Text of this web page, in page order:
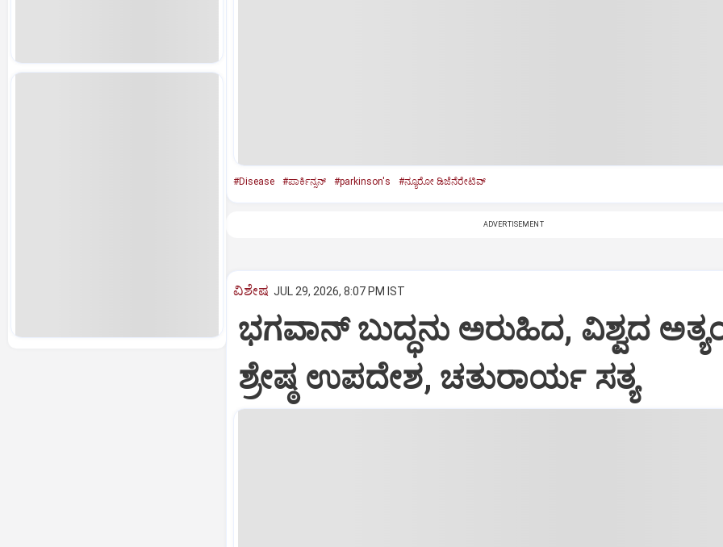
#Disease #ಪಾರ್ಕಿನ್ಸನ್‌ #parkinson's #ನ್ಯೂರೋ ಡಿಜೆನೆರೇಟಿವ್‌
ADVERTISEMENT
ವಿಶೇಷ JUL 29, 2026, 8:07 PM IST
ಭಗವಾನ್ ಬುದ್ಧನು ಅರುಹಿದ, ವಿಶ್ವದ
ಶ್ರೇಷ್ಠ ಉಪದೇಶ, ಚತುರಾರ್ಯ ಸತ್ಯ